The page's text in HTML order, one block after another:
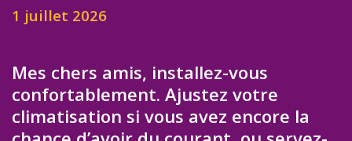
1 juillet 2026
Mes chers amis, installez-vous
confortablement. Ajustez votre
climatisation si vous avez encore la